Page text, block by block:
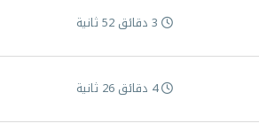
4 دقائق 26 ثانية